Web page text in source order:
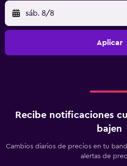
sáb. 8/8
Aplicar
Recibe notificaciones
bajen
Cambios diarios de precios en tu
alertas de